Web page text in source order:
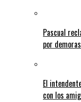
Pascual
por
El
con los